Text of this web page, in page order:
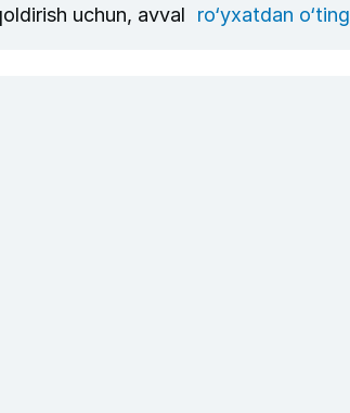
uchun, avval ro‘yxatdan o‘ting